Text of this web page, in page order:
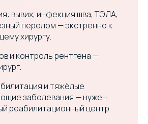
вывих, инфекция шва, ТЭЛА,
перелом — экстренно к
хирургу.
и контроль рентгена —
и тяжёлые
заболевания — нужен
реабилитационный центр.